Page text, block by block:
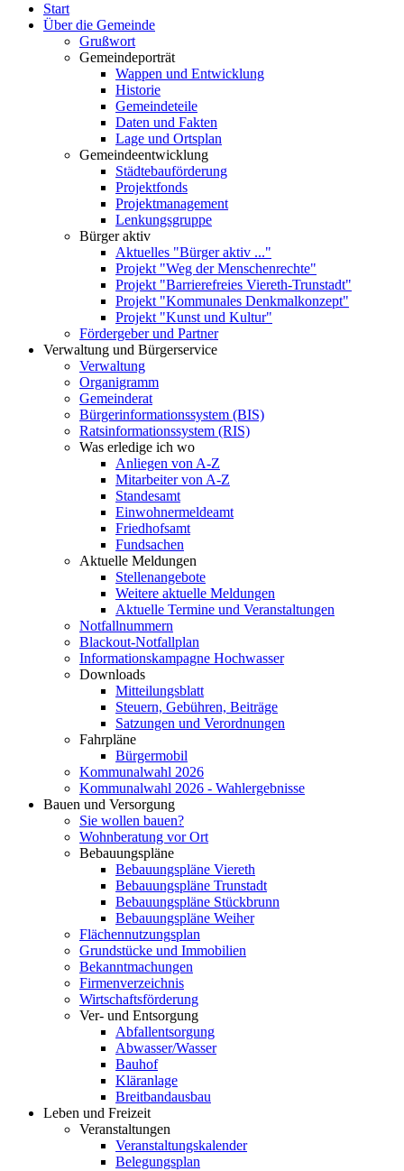
Start
Über die Gemeinde
Grußwort
Gemeindeporträt
Wappen und Entwicklung
Historie
Gemeindeteile
Daten und Fakten
Lage und Ortsplan
Gemeindeentwicklung
Städtebauförderung
Projektfonds
Projektmanagement
Lenkungsgruppe
Bürger aktiv
Aktuelles "Bürger aktiv ..."
Projekt "Weg der Menschenrechte"
Projekt "Barrierefreies Viereth-Trunstadt"
Projekt "Kommunales Denkmalkonzept"
Projekt "Kunst und Kultur"
Fördergeber und Partner
Verwaltung und Bürgerservice
Verwaltung
Organigramm
Gemeinderat
Bürgerinformationssystem (BIS)
Ratsinformationssystem (RIS)
Was erledige ich wo
Anliegen von A-Z
Mitarbeiter von A-Z
Standesamt
Einwohnermeldeamt
Friedhofsamt
Fundsachen
Aktuelle Meldungen
Stellenangebote
Weitere aktuelle Meldungen
Aktuelle Termine und Veranstaltungen
Notfallnummern
Blackout-Notfallplan
Informationskampagne Hochwasser
Downloads
Mitteilungsblatt
Steuern, Gebühren, Beiträge
Satzungen und Verordnungen
Fahrpläne
Bürgermobil
Kommunalwahl 2026
Kommunalwahl 2026 - Wahlergebnisse
Bauen und Versorgung
Sie wollen bauen?
Wohnberatung vor Ort
Bebauungspläne
Bebauungspläne Viereth
Bebauungspläne Trunstadt
Bebauungspläne Stückbrunn
Bebauungspläne Weiher
Flächennutzungsplan
Grundstücke und Immobilien
Bekanntmachungen
Firmenverzeichnis
Wirtschaftsförderung
Ver- und Entsorgung
Abfallentsorgung
Abwasser/Wasser
Bauhof
Kläranlage
Breitbandausbau
Leben und Freizeit
Veranstaltungen
Veranstaltungskalender
Belegungsplan